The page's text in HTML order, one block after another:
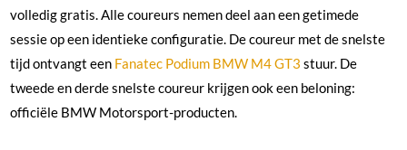
volledig gratis. Alle coureurs nemen deel aan een getimede
sessie op een identieke configuratie. De coureur met de snelste
tijd ontvangt een Fanatec Podium BMW M4 GT3 stuur. De
tweede en derde snelste coureur krijgen ook een beloning:
officiële BMW Motorsport-producten.